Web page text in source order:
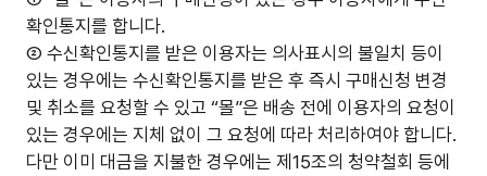
확인통지를 합니다.
② 수신확인통지를 받은 이용자는 의사표시의 불일치 등이
있는 경우에는 수신확인통지를 받은 후 즉시 구매신청 변경
및 취소를 요청할 수 있고 “몰”은 배송 전에 이용자의 요청이
있는 경우에는 지체 없이 그 요청에 따라 처리하여야 합니다.
다만 이미 대금을 지불한 경우에는 제15조의 청약철회 등에